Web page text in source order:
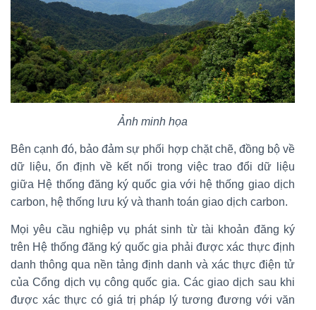
Ảnh minh họa
Bên cạnh đó, bảo đảm sự phối hợp chặt chẽ, đồng bộ về
dữ liệu, ổn định về kết nối trong việc trao đổi dữ liệu
giữa Hệ thống đăng ký quốc gia với hệ thống giao dịch
carbon, hệ thống lưu ký và thanh toán giao dịch carbon.
Mọi yêu cầu nghiệp vụ phát sinh từ tài khoản đăng ký
trên Hệ thống đăng ký quốc gia phải được xác thực định
danh thông qua nền tảng định danh và xác thực điện tử
của Cổng dịch vụ công quốc gia. Các giao dịch sau khi
được xác thực có giá trị pháp lý tương đương với văn